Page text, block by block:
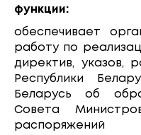
функции:
обеспечивает
работу по
директив, указов,
Республики
Беларусь об
Совета
распоряжений